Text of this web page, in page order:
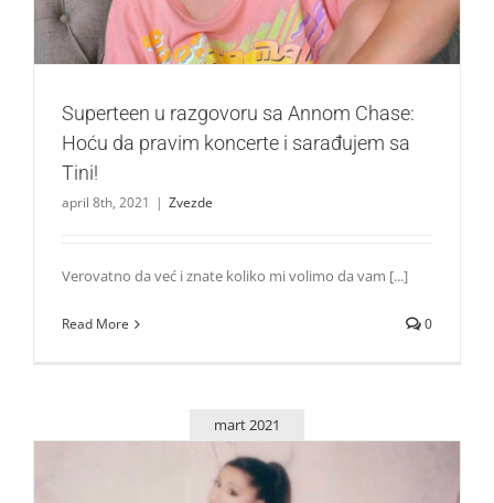
Superteen u razgovoru sa Annom Chase:
Hoću da pravim koncerte i sarađujem sa
Tini!
april 8th, 2021 | Zvezde
Verovatno da već i znate koliko mi volimo da vam [...]
Read More 0
mart 2021